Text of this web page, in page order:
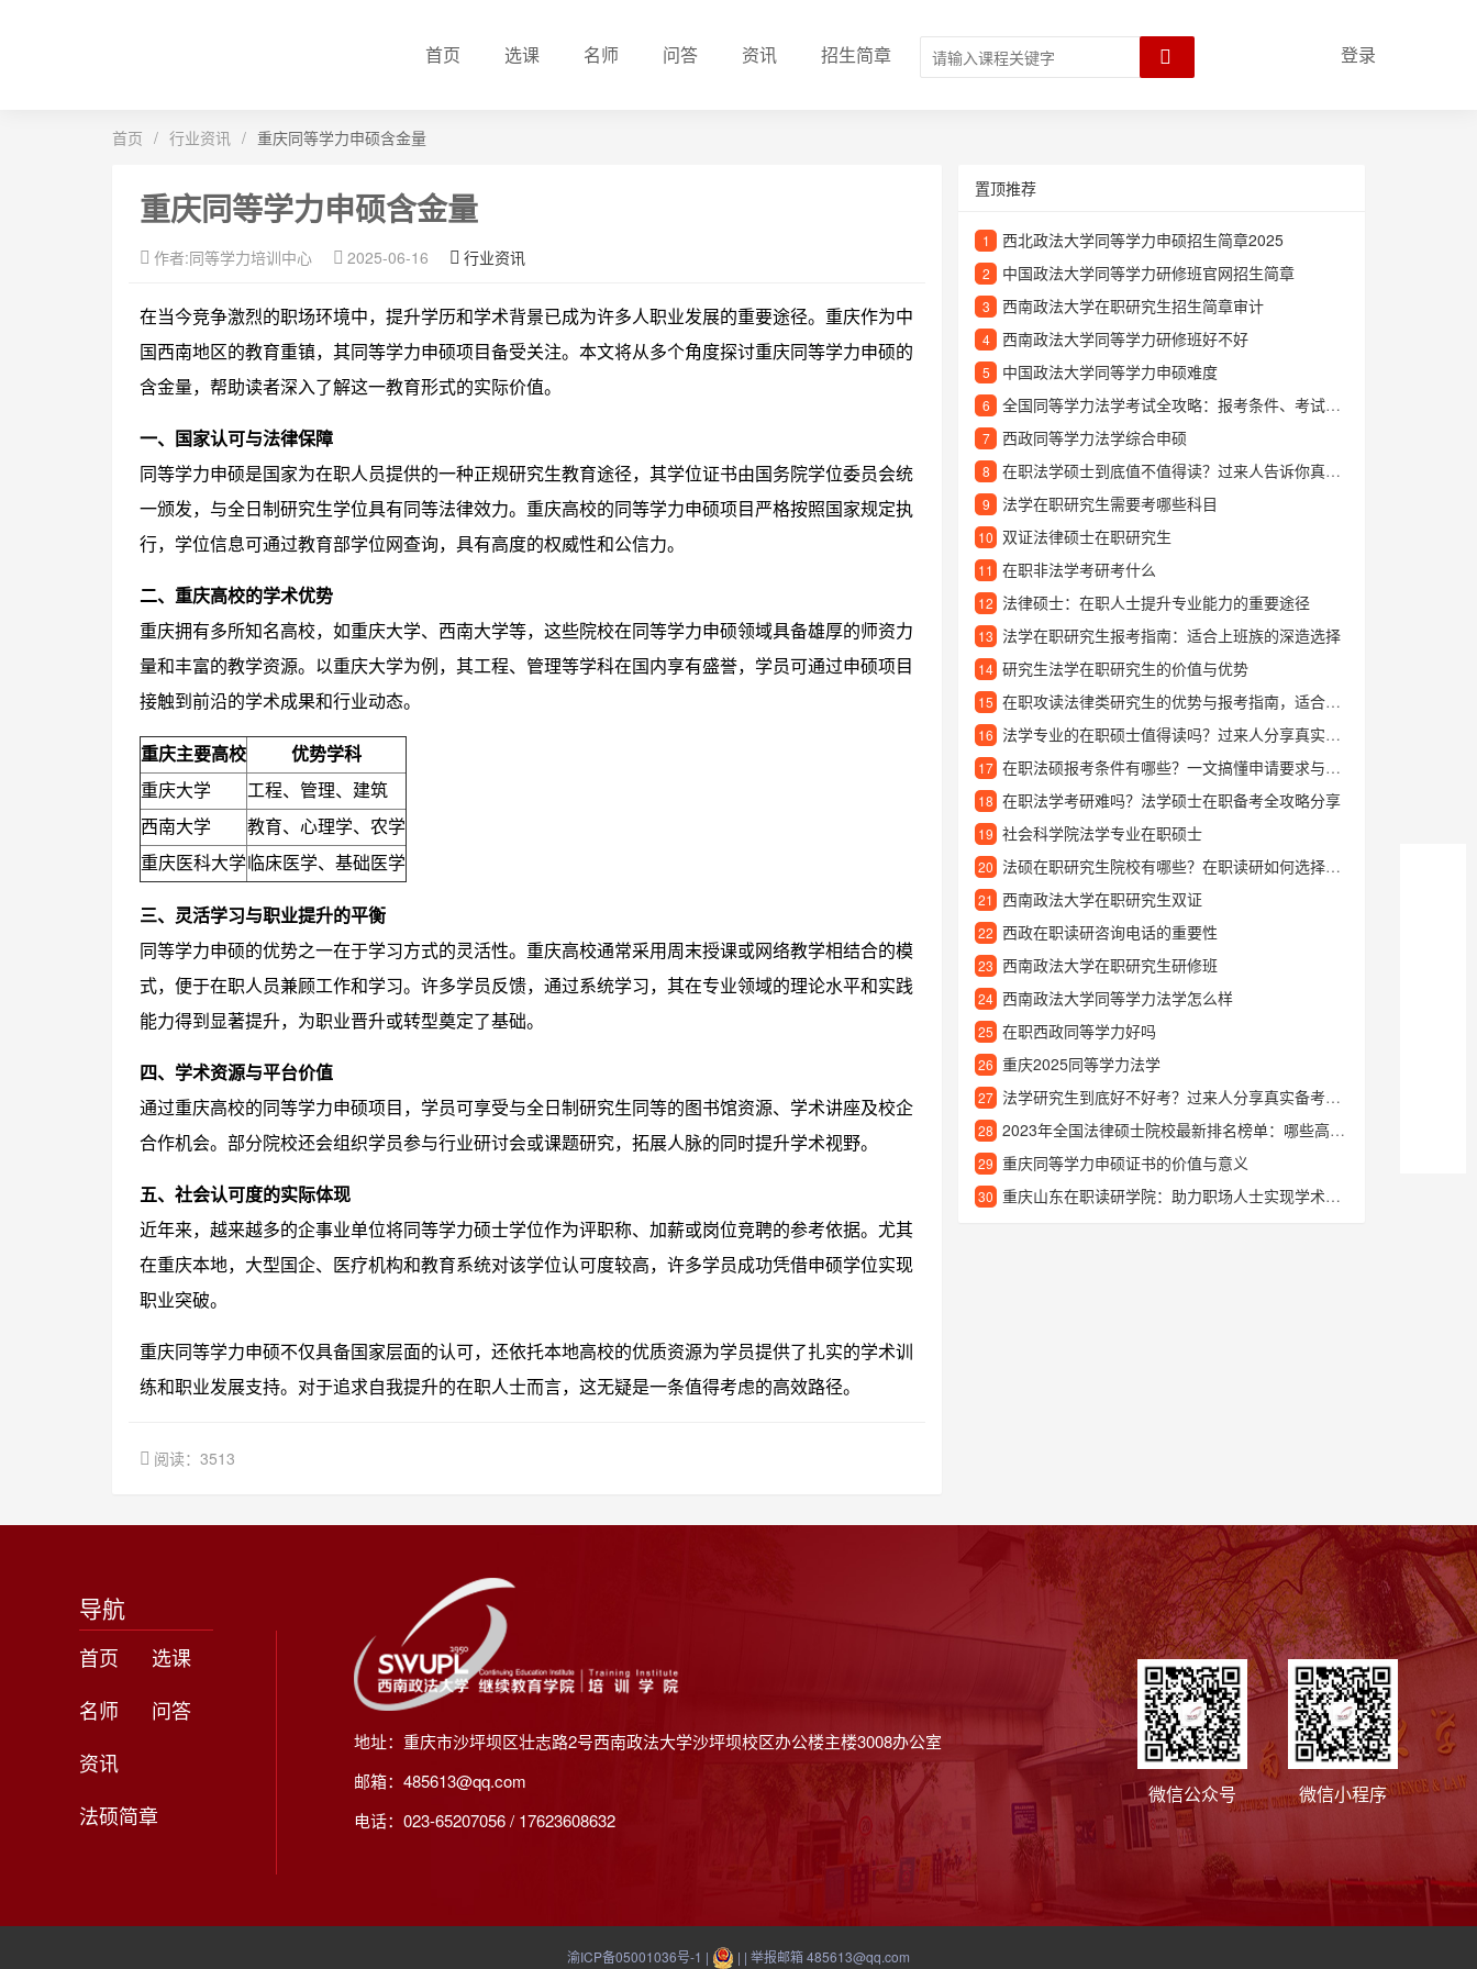
首页 选课 名师 问答 资讯 招生简章 登录
首页 / 行业资讯 / 重庆同等学力申硕含金量
重庆同等学力申硕含金量
作者:同等学力培训中心 2025-06-16 行业资讯
在当今竞争激烈的职场环境中，提升学历和学术背景已成为许多人职业发展的重要途径。重庆作为中
国西南地区的教育重镇，其同等学力申硕项目备受关注。本文将从多个角度探讨重庆同等学力申硕的
含金量，帮助读者深入了解这一教育形式的实际价值。
一、国家认可与法律保障
同等学力申硕是国家为在职人员提供的一种正规研究生教育途径，其学位证书由国务院学位委员会统
一颁发，与全日制研究生学位具有同等法律效力。重庆高校的同等学力申硕项目严格按照国家规定执
行，学位信息可通过教育部学位网查询，具有高度的权威性和公信力。
二、重庆高校的学术优势
重庆拥有多所知名高校，如重庆大学、西南大学等，这些院校在同等学力申硕领域具备雄厚的师资力
量和丰富的教学资源。以重庆大学为例，其工程、管理等学科在国内享有盛誉，学员可通过申硕项目
接触到前沿的学术成果和行业动态。
重庆主要高校
优势学科
重庆大学
工程、管理、建筑
西南大学
教育、心理学、农学
重庆医科大学 临床医学、基础医学
三、灵活学习与职业提升的平衡
同等学力申硕的优势之一在于学习方式的灵活性。重庆高校通常采用周末授课或网络教学相结合的模
式，便于在职人员兼顾工作和学习。许多学员反馈，通过系统学习，其在专业领域的理论水平和实践
能力得到显著提升，为职业晋升或转型奠定了基础。
四、学术资源与平台价值
通过重庆高校的同等学力申硕项目，学员可享受与全日制研究生同等的图书馆资源、学术讲座及校企
合作机会。部分院校还会组织学员参与行业研讨会或课题研究，拓展人脉的同时提升学术视野。
五、社会认可度的实际体现
近年来，越来越多的企事业单位将同等学力硕士学位作为评职称、加薪或岗位竞聘的参考依据。尤其
在重庆本地，大型国企、医疗机构和教育系统对该学位认可度较高，许多学员成功凭借申硕学位实现
职业突破。
重庆同等学力申硕不仅具备国家层面的认可，还依托本地高校的优质资源为学员提供了扎实的学术训
练和职业发展支持。对于追求自我提升的在职人士而言，这无疑是一条值得考虑的高效路径。
阅读：3513
置顶推荐
1 西北政法大学同等学力申硕招生简章2025
2 中国政法大学同等学力研修班官网招生简章
3 西南政法大学在职研究生招生简章审计
4 西南政法大学同等学力研修班好不好
5 中国政法大学同等学力申硕难度
6 全国同等学力法学考试全攻略：报考条件、考试科目及备考建议
7 西政同等学力法学综合申硕
8 在职法学硕士到底值不值得读？过来人告诉你真实感受
9 法学在职研究生需要考哪些科目
10 双证法律硕士在职研究生
11 在职非法学考研考什么
12 法律硕士：在职人士提升专业能力的重要途径
13 法学在职研究生报考指南：适合上班族的深造选择
14 研究生法学在职研究生的价值与优势
15 在职攻读法律类研究生的优势与报考指南，适合职场人士的选择
16 法学专业的在职硕士值得读吗？过来人分享真实学习体验
17 在职法硕报考条件有哪些？一文搞懂申请要求与注意事项
18 在职法学考研难吗？法学硕士在职备考全攻略分享
19 社会科学院法学专业在职硕士
20 法硕在职研究生院校有哪些？在职读研如何选择适合的法律硕士院校
21 西南政法大学在职研究生双证
22 西政在职读研咨询电话的重要性
23 西南政法大学在职研究生研修班
24 西南政法大学同等学力法学怎么样
25 在职西政同等学力好吗
26 重庆2025同等学力法学
27 法学研究生到底好不好考？过来人分享真实备考经验
28 2023年全国法律硕士院校最新排名榜单：哪些高校法硕专业更值得报考？
29 重庆同等学力申硕证书的价值与意义
30 重庆山东在职读研学院：助力职场人士实现学术与职业的双重提升
导航
首页
选课
名师
问答
资讯
法硕简章
地址：重庆市沙坪坝区壮志路2号西南政法大学沙坪坝校区办公楼主楼3008办公室
邮箱：485613@qq.com
电话：023-65207056 / 17623608632
微信公众号 微信小程序
渝ICP备05001036号-1 | | | 举报邮箱 485613@qq.com